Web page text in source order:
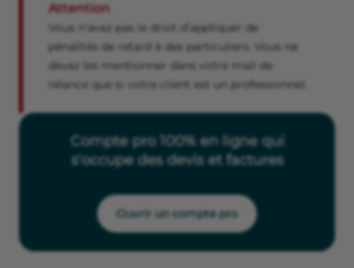
Attention
Vous n’avez pas le droit d’appliquer de
pénalités de retard à des particuliers. Vous ne
devez les mentionner dans votre mail de
relance que si votre client est un professionnel.
Compte pro 100% en ligne qui
s'occupe des devis et factures
Ouvrir un compte pro